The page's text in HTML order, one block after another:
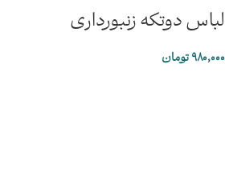
لباس دوتکه زنبورداری
980,000تومان